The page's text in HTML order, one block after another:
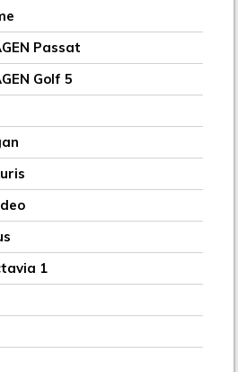
Passat
Golf 5
1